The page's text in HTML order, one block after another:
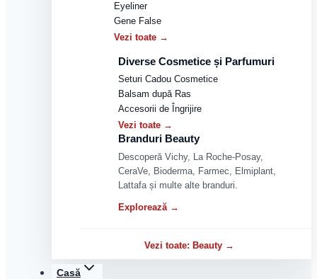
Eyeliner
Gene False
Vezi toate →
Diverse Cosmetice și Parfumuri
Seturi Cadou Cosmetice
Balsam după Ras
Accesorii de Îngrijire
Vezi toate →
Branduri Beauty
Descoperă Vichy, La Roche-Posay,
CeraVe, Bioderma, Farmec, Elmiplant,
Lattafa și multe alte branduri.
Explorează →
Vezi toate: Beauty →
Casă